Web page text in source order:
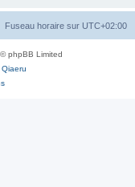
Fuseau horaire sur UTC+02:00
phpBB Limited
Qiaeru